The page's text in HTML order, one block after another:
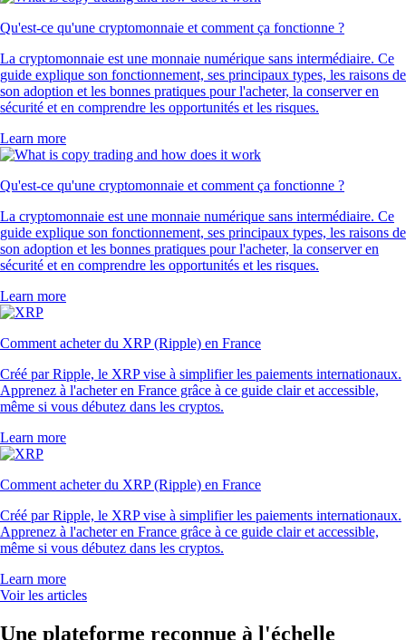
Qu'est-ce qu'une cryptomonnaie et comment ça fonctionne ?
La cryptomonnaie est une monnaie numérique sans intermédiaire. Ce
guide explique son fonctionnement, ses principaux types, les raisons de
son adoption et les bonnes pratiques pour l'acheter, la conserver en
sécurité et en comprendre les opportunités et les risques.
Learn more
Qu'est-ce qu'une cryptomonnaie et comment ça fonctionne ?
La cryptomonnaie est une monnaie numérique sans intermédiaire. Ce
guide explique son fonctionnement, ses principaux types, les raisons de
son adoption et les bonnes pratiques pour l'acheter, la conserver en
sécurité et en comprendre les opportunités et les risques.
Learn more
Comment acheter du XRP (Ripple) en France
Créé par Ripple, le XRP vise à simplifier les paiements internationaux.
Apprenez à l'acheter en France grâce à ce guide clair et accessible,
même si vous débutez dans les cryptos.
Learn more
Comment acheter du XRP (Ripple) en France
Créé par Ripple, le XRP vise à simplifier les paiements internationaux.
Apprenez à l'acheter en France grâce à ce guide clair et accessible,
même si vous débutez dans les cryptos.
Learn more
Voir les articles
Une plateforme reconnue à l'échelle